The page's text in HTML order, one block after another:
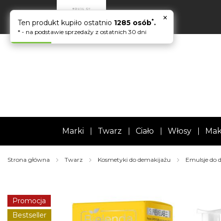
Marki Twarz Ciało Włosy
Strona główna Twarz Kosmetyki do demakijażu Emulsje do
the
end
of
Promocja
Bestseller
×
Ten produkt kupiło ostatnio 1285 osób*.
* - na podstawie sprzedaży z ostatnich 30 dni